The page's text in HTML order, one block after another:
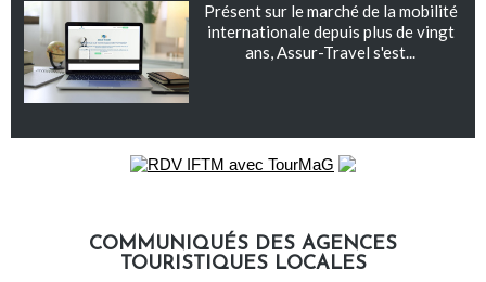
Présent sur le marché de la mobilité
internationale depuis plus de vingt
ans, Assur-Travel s'est...
COMMUNIQUÉS DES AGENCES
TOURISTIQUES LOCALES